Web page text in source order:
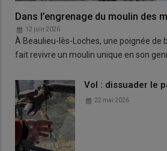
Dans l’engrenage du moulin des
12 juin 2026
À Beaulieu-lès-Loches, une poignée de
fait revivre un moulin unique en son
Vol : dissuader le
22 mai 2026